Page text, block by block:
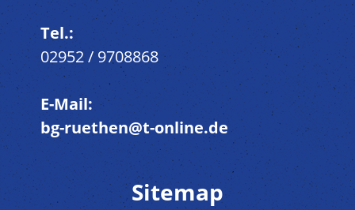
Tel.:
02952 / 9708868
E-Mail:
bg-ruethen@t-online.de
Sitemap